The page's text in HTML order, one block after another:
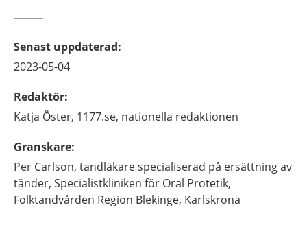
Senast uppdaterad:
2023-05-04
Redaktör:
Katja Öster, 1177.se, nationella redaktionen
Granskare:
Per Carlson, tandläkare specialiserad på ersättning av
tänder, Specialistkliniken för Oral Protetik,
Folktandvården Region Blekinge, Karlskrona